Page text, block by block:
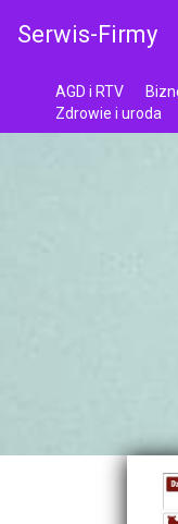
Serwis-Firmy
AGD i RTV
Zdrowie i uroda